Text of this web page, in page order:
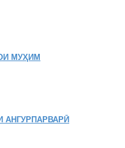
МУҲИМ
АНГУРПАРВАРӢ